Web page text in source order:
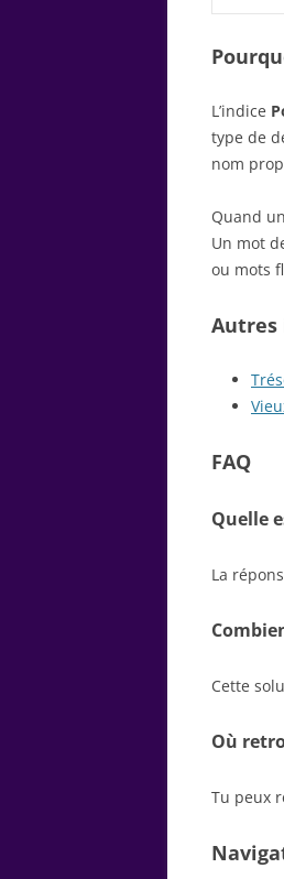
L’indice
type de
nom
Quand
Un mot
ou mots
Autres
FAQ
Quelle
La
Cette
Où
Tu peux